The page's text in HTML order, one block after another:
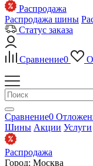
Распродажа
Распродажа шины
Статус заказа
Сравнение0
Сравнение0
Шины Акции Услуги
Распродажа
Город: Москва